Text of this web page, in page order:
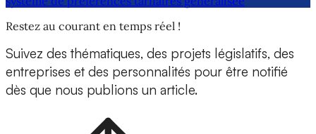
Restez au courant en temps réel !
Suivez des thématiques, des projets législatifs, des
entreprises et des personnalités pour être notifié
dès que nous publions un article.